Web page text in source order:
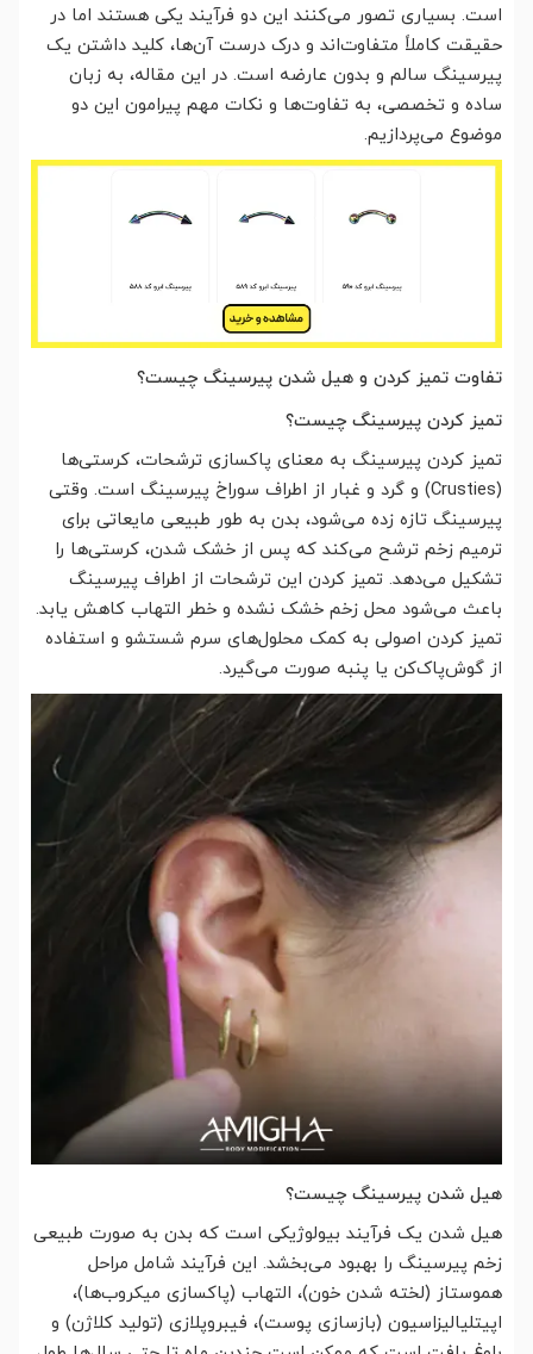
است. بسیاری تصور می‌کنند این دو فرآیند یکی هستند اما در
حقیقت کاملاً متفاوت‌اند و درک درست آن‌ها، کلید داشتن یک
پیرسینگ سالم و بدون عارضه است. در این مقاله، به زبان
ساده و تخصصی، به تفاوت‌ها و نکات مهم پیرامون این دو
موضوع می‌پردازیم.
تفاوت تمیز کردن و هیل شدن پیرسینگ چیست؟
تمیز کردن پیرسینگ چیست؟
تمیز کردن پیرسینگ به معنای پاکسازی ترشحات، کرستی‌ها
(Crusties) و گرد و غبار از اطراف سوراخ پیرسینگ است. وقتی
پیرسینگ تازه زده می‌شود، بدن به طور طبیعی مایعاتی برای
ترمیم زخم ترشح می‌کند که پس از خشک شدن، کرستی‌ها را
تشکیل می‌دهد. تمیز کردن این ترشحات از اطراف پیرسینگ
باعث می‌شود محل زخم خشک نشده و خطر التهاب کاهش یابد.
تمیز کردن اصولی به کمک محلول‌های سرم شستشو و استفاده
از گوش‌پاک‌کن یا پنبه صورت می‌گیرد.
هیل شدن پیرسینگ چیست؟
هیل شدن یک فرآیند بیولوژیکی است که بدن به صورت طبیعی
زخم پیرسینگ را بهبود می‌بخشد. این فرآیند شامل مراحل
هموستاز (لخته شدن خون)، التهاب (پاکسازی میکروب‌ها)،
اپیتلیالیزاسیون (بازسازی پوست)، فیبروپلازی (تولید کلاژن) و